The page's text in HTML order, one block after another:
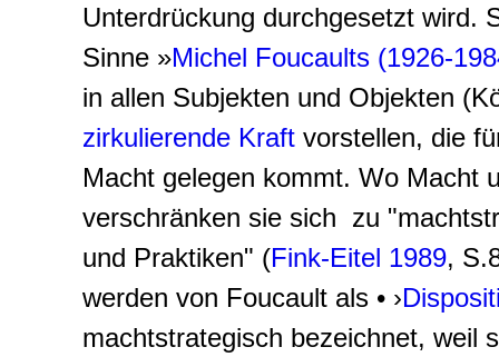
Unterdrückung durchgesetzt wird.
Sinne »Michel Foucaults (1926-
in allen Subjekten und Objekten
zirkulierende Kraft vorstellen, die
Macht gelegen kommt. Wo Macht
verschränken sie sich zu "
und Praktiken" (Fink-Eitel 1989,
werden von Foucault als • ›
machtstrategisch bezeichnet, weil